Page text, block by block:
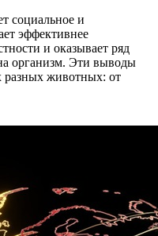
социальное и
эффективнее
и оказывает ряд
организм. Эти выводы
разных животных: от